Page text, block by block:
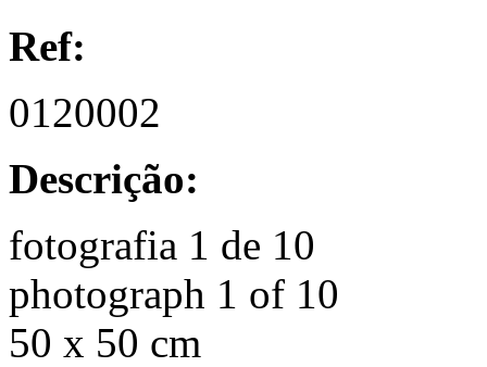
Ref:
0120002
Descrição:
fotografia 1 de 10
photograph 1 of 10
50 x 50 cm